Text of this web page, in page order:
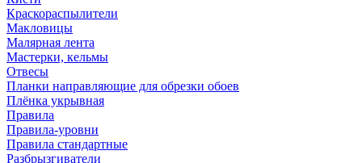
Краскораспылители
Макловицы
Малярная лента
Мастерки, кельмы
Отвесы
Планки направляющие для обрезки обоев
Плёнка укрывная
Правила
Правила-уровни
Правила стандартные
Разбрызгиватели